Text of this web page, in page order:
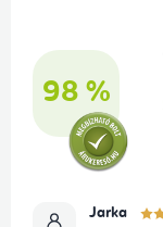
98 %
Jarka